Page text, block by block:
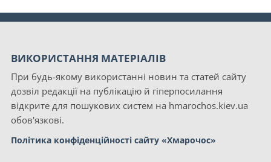
ВИКОРИСТАННЯ МАТЕРІАЛІВ
При будь-якому використанні новин та статей сайту
дозвіл редакції на публікацію й гіперпосилання
відкрите для пошукових систем на hmarochos.kiev.ua
обов'язкові.
Політика конфіденційності сайту «Хмарочос»